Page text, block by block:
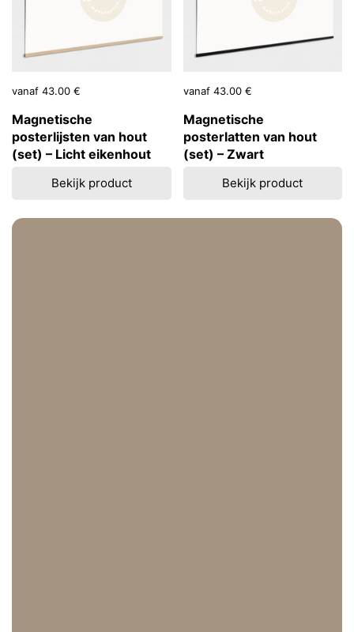
Prijs:
vanaf 43.00 €
Magnetische
posterlijsten van hout
(set) – Licht eikenhout
Bekijk product
Prijs:
vanaf 43.00 €
Magnetische
posterlatten van hout
(set) – Zwart
Bekijk product